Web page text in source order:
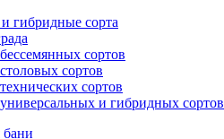
гибридные сорта
сортов
сортов
сортов
и гибридных сортов
бани